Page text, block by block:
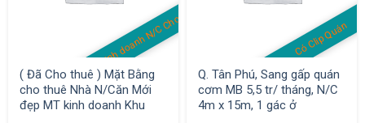
MB kinh doanh N/C Cho thuê
( Đã Cho thuê ) Mặt Bằng
cho thuê Nhà N/Căn Mới
đẹp MT kinh doanh Khu
Có Clip Quán
Q. Tân Phú, Sang gấp quán
cơm MB 5,5 tr/ tháng, N/C
4m x 15m, 1 gác ở